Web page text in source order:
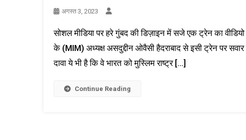
अगस्त 3, 2023
सोशल मीडिया पर हरे गुंबद की डिज़ाइन में सजे एक ट्रेन का
के (MIM) अध्यक्ष असदुद्दीन ओवैसी हैदराबाद से इसी ट्रेन पर
दावा ये भी है कि वे भारत को मुस्लिम राष्ट्र […]
Continue Reading